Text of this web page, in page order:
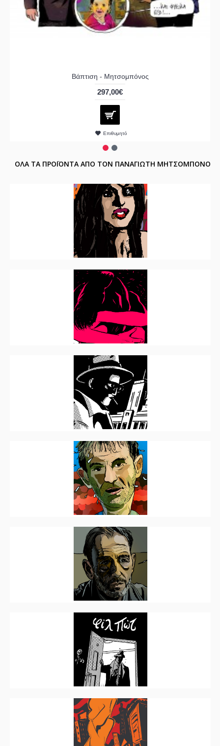
Βάπτιση - Μητσομπόνος
297,00€
Επιθυμητό
ΟΛΑ ΤΑ ΠΡΟΪΟΝΤΑ ΑΠΟ ΤΟΝ ΠΑΝΑΓΙΩΤΗ ΜΗΤΣΟΜΠΟΝΟ